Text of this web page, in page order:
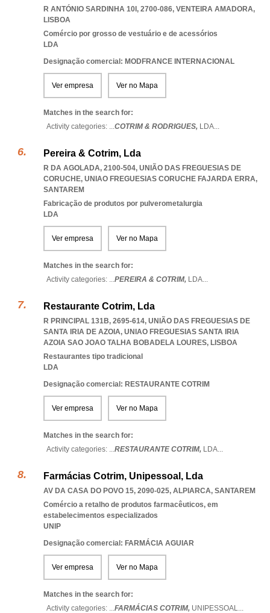
R ANTÓNIO SARDINHA 10I, 2700-086, VENTEIRA AMADORA,
LISBOA
Comércio por grosso de vestuário e de acessórios
LDA
Designação comercial: MODFRANCE INTERNACIONAL
Ver empresa Ver no Mapa
Matches in the search for:
Activity categories: ...COTRIM & RODRIGUES, LDA...
Pereira & Cotrim, Lda
R DA AGOLADA, 2100-504, UNIÃO DAS FREGUESIAS DE
CORUCHE, UNIAO FREGUESIAS CORUCHE FAJARDA ERRA,
SANTAREM
Fabricação de produtos por pulverometalurgia
LDA
Ver empresa Ver no Mapa
Matches in the search for:
Activity categories: ...PEREIRA & COTRIM, LDA...
Restaurante Cotrim, Lda
R PRINCIPAL 131B, 2695-614, UNIÃO DAS FREGUESIAS DE
SANTA IRIA DE AZOIA, UNIAO FREGUESIAS SANTA IRIA
AZOIA SAO JOAO TALHA BOBADELA LOURES, LISBOA
Restaurantes tipo tradicional
LDA
Designação comercial: RESTAURANTE COTRIM
Ver empresa Ver no Mapa
Matches in the search for:
Activity categories: ...RESTAURANTE COTRIM, LDA...
Farmácias Cotrim, Unipessoal, Lda
AV DA CASA DO POVO 15, 2090-025, ALPIARCA, SANTAREM
Comércio a retalho de produtos farmacêuticos, em
estabelecimentos especializados
UNIP
Designação comercial: FARMÁCIA AGUIAR
Ver empresa Ver no Mapa
Matches in the search for:
Activity categories: ...FARMÁCIAS COTRIM, UNIPESSOAL...